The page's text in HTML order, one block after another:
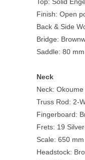
Finish: Open
Back & Side
Bridge:
Saddle: 80
Neck
Neck: Okoume
Truss Rod: 2-
Fingerboard:
Frets: 19
Scale: 650 mm
Headstock: